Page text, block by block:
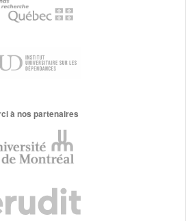
à nos partenaires